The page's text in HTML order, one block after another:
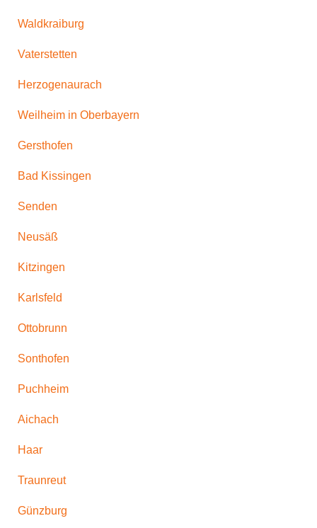
Waldkraiburg
Vaterstetten
Herzogenaurach
Weilheim in Oberbayern
Gersthofen
Bad Kissingen
Senden
Neusäß
Kitzingen
Karlsfeld
Ottobrunn
Sonthofen
Puchheim
Aichach
Haar
Traunreut
Günzburg